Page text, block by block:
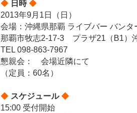
◆ 日時 ◆
2013年9月1日（日）
会場：沖縄県那覇 ライブバー バン
那覇市牧志2-17-3 プラザ21（B1）
TEL 098-863-7967
懇親会： 会場近隣にて
（定員：60名）
◆ スケジュール ◆
15:00 受付開始